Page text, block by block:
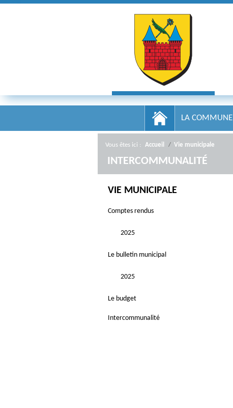
LA COMMUNE
Vous êtes ici : Accueil / Vie municipale
INTERCOMMUNALITÉ
VIE MUNICIPALE
Comptes rendus
2025
Le bulletin municipal
2025
Le budget
Intercommunalité